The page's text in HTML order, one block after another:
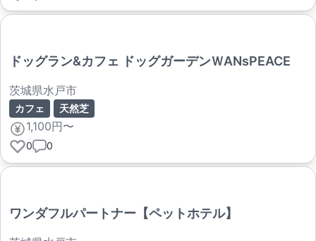
ドッグラン&カフェ ドッグガーデンＷANsPEACE
茨城県水戸市
カフェ 天然芝
1,100円〜
0 0
ワンダフルパートナー【ペットホテル】